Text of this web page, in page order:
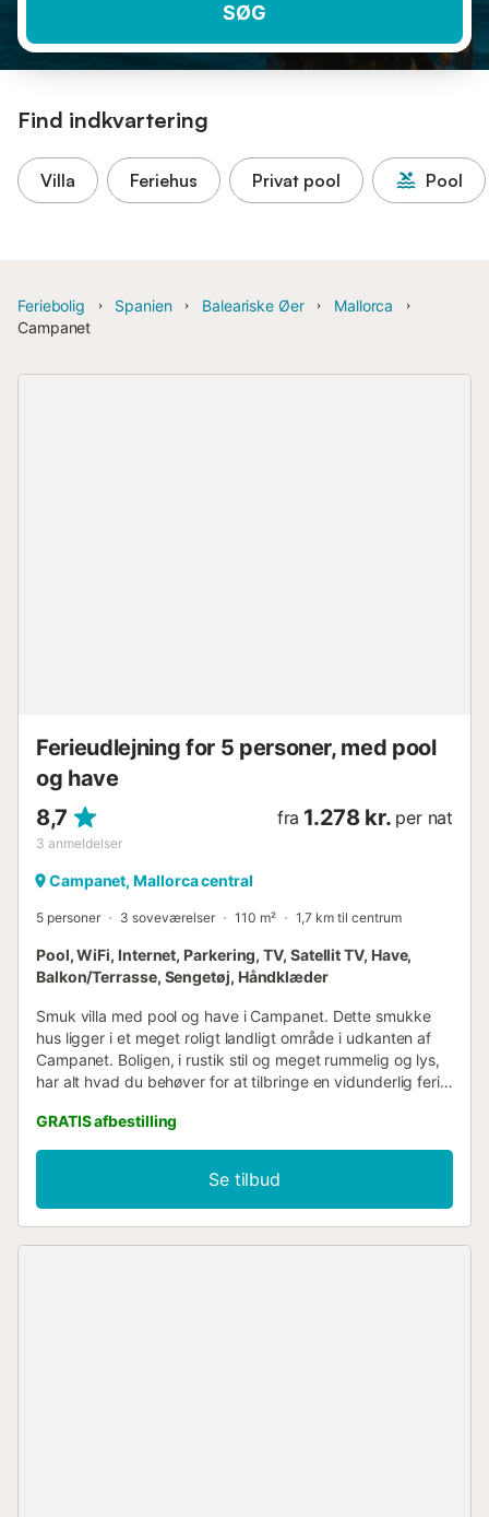
SØG
Find indkvartering
Villa Feriehus Privat pool Pool
Feriebolig Spanien Baleariske Øer
Mallorca
Campanet
Ferieudlejning for 5 personer, med pool
og have
8,7
3 anmeldelser
fra 1.278 kr. per nat
Campanet, Mallorca central
5 personer 3 soveværelser 110 m² 1,7 km til centrum
Pool, WiFi, Internet, Parkering, TV, Satellit TV, Have,
Balkon/Terrasse, Sengetøj, Håndklæder
Smuk villa med pool og have i Campanet. Dette smukke
hus ligger i et meget roligt landligt område i udkanten af
Campanet. Boligen, i rustik stil og meget rummelig og lys,
har alt hvad du behøver for at tilbringe en vidunderlig ferie.
og flere terrasser, der er perfekte til at nyde øens
storslåede klima og betragte Serra de Tramuntana, et
verdensarvssted. Campanet er en lille by beliggende
nordvest for øen og omgivet af bjerge med smukke dale. I
centrum, fuld af liv, finder du nogle supermarkeder,
GRATIS afbestilling
Se tilbud